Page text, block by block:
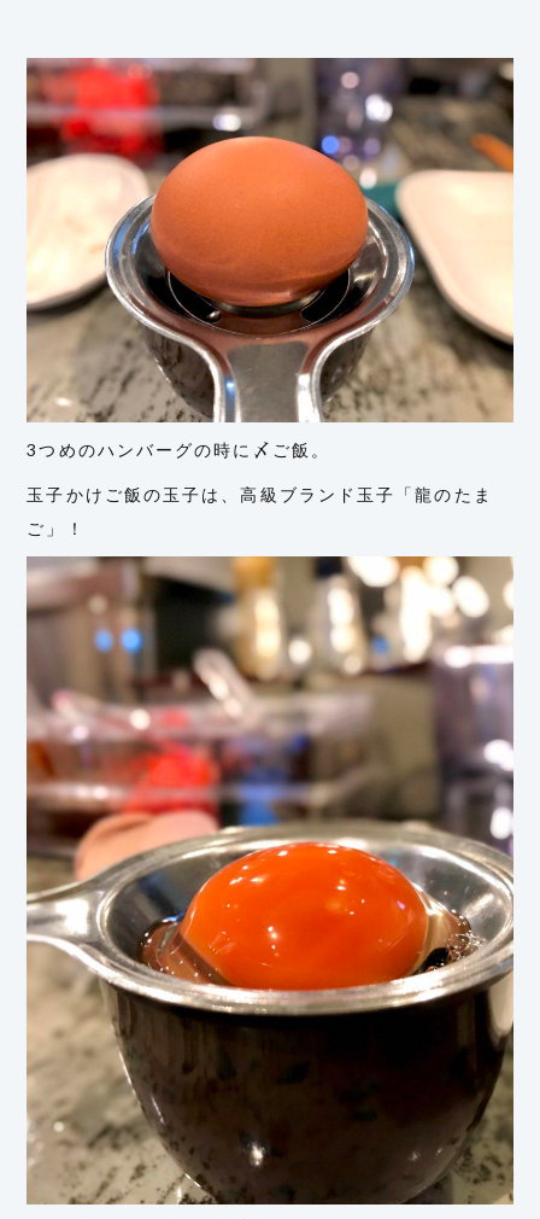
3つめのハンバーグの時に〆ご飯。
玉子かけご飯の玉子は、高級ブランド玉子「龍のたま
ご」！